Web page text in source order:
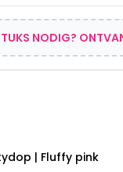
NODIG?
| Fluffy pink